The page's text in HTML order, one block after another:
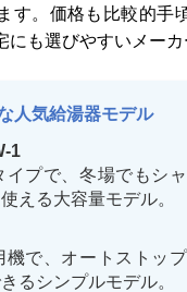
す。価格も比較的手
も選びやすいメーカ
人気給湯器モデル
1
イプで、冬場でもシ
える大容量モデル。
機で、オートストッ
るシンプルモデル。